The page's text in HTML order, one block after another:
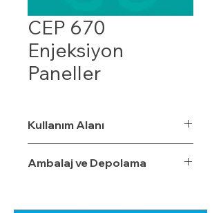
CEP 670
Enjeksiyon
Paneller
Kullanım Alanı
Ambalaj ve Depolama